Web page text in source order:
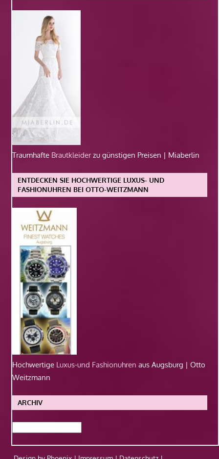
Traumhafte Brautkleiderzu günstigen Preisen | Miaberlin
ENTDECKEN SIE HOCHWERTIGE LUXUS- UND
FASHIONUHREN BEI OTTO-WEITZMANN
Hochwertige Luxus-und Fashionuhren aus Augsburg | Otto
Weitzmann
ARCHIV